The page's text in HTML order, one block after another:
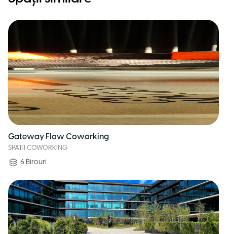
Gateway Flow Coworking
SPATII COWORKING
6 Birouri